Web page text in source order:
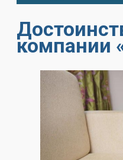
компании